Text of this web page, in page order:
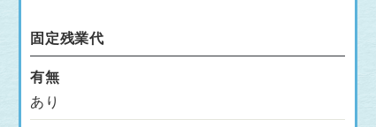
固定残業代
有無
あり